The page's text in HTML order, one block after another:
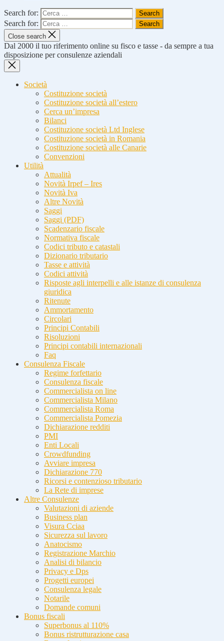
Search for:
Search for:
Close search
Dal 2000 il tuo riferimento online su fisco e tasse - da sempre a tua
disposizione per consulenze aziendali
Società
Costituzione società
Costituzione società all’estero
Cerca un’impresa
Bilanci
Costituzione società Ltd Inglese
Costituzione società in Romania
Costituzione società alle Canarie
Convenzioni
Utilità
Attualità
Novità Irpef – Ires
Novità Iva
Altre Novità
Saggi
Saggi (PDF)
Scadenzario fiscale
Normativa fiscale
Codici tributo e catastali
Dizionario tributario
Tasse e attività
Codici attività
Risposte agli interpelli e alle istanze di consulenza
giuridica
Ritenute
Ammortamento
Circolari
Principi Contabili
Risoluzioni
Principi contabili internazionali
Faq
Consulenza Fiscale
Regime forfettario
Consulenza fiscale
Commercialista on line
Commercialista Milano
Commercialista Roma
Commercialista Pomezia
Dichiarazione redditi
PMI
Enti Locali
Crowdfunding
Avviare impresa
Dichiarazione 770
Ricorsi e contenzioso tributario
La Rete di imprese
Altre Consulenze
Valutazioni di aziende
Business plan
Visura Cciaa
Sicurezza sul lavoro
Anatocismo
Registrazione Marchio
Analisi di bilancio
Privacy e Dps
Progetti europei
Consulenza legale
Notarile
Domande comuni
Bonus fiscali
Superbonus al 110%
Bonus ristrutturazione casa